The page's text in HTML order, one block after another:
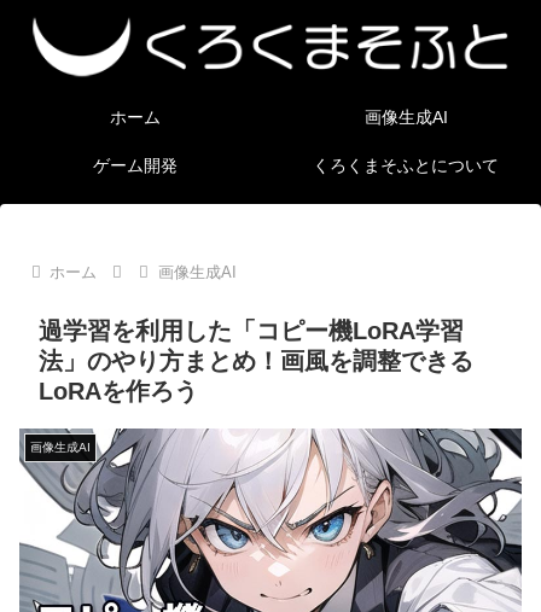
ホーム 画像生成AI
ゲーム開発 くろくまそふとについて
ホーム 画像生成AI
過学習を利用した「コピー機LoRA学習
法」のやり方まとめ！画風を調整できる
LoRAを作ろう
画像生成AI